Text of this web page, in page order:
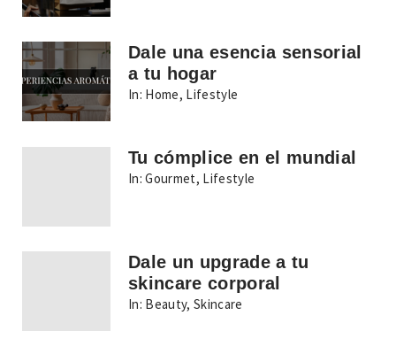
Dale una esencia sensorial
a tu hogar
In: Home, Lifestyle
Tu cómplice en el mundial
In: Gourmet, Lifestyle
Dale un upgrade a tu
skincare corporal
In: Beauty,Skincare